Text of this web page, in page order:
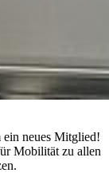
neues Mitglied!
Mobilität zu allen